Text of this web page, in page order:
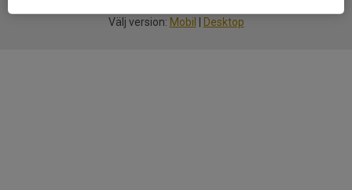
Välj version: Mobil Desktop